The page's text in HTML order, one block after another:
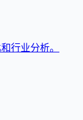
行业分析。